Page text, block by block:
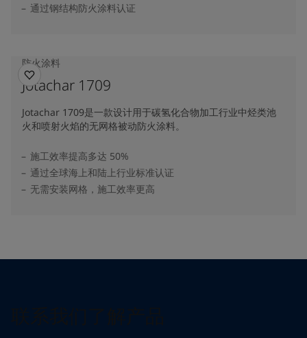
通过钢结构防火涂料认证
防火涂料
Jotachar 1709
Jotachar 1709是一款设计用于碳氢化合物加工行业中烃类池
火和喷射火焰的无网格被动防火涂料。
施工效率提高多达 50%
通过全球海上和陆上行业标准认证
无需安装网格，施工效率更高